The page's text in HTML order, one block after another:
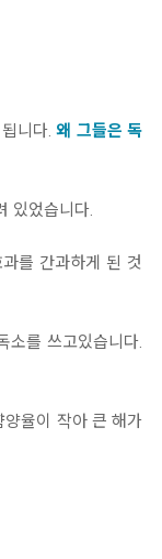
됩니다.왜 그들은 독
있었습니다.
를 간과하게 된 것
소를 쓰고있습니다.
율이 작아 큰 해가